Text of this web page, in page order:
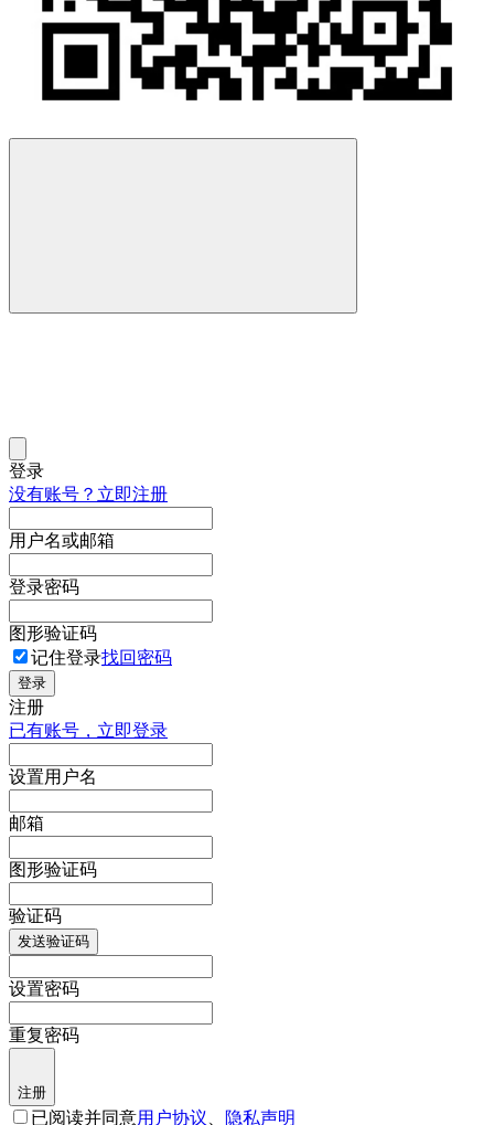
登录
没有账号？立即注册
用户名或邮箱
登录密码
图形验证码
记住登录找回密码
登录
注册
已有账号，立即登录
设置用户名
邮箱
图形验证码
验证码
发送验证码
设置密码
重复密码
注册
已阅读并同意用户协议 隐私声明